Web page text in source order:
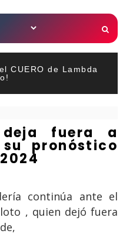
CUERO de Lambda
deja fuera a
pronóstico
, quien dejó fuera